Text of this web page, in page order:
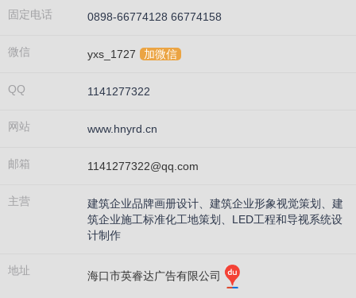
固定电话 0898-66774128 66774158
微信 yxs_1727 加微信
QQ 1141277322
网站 www.hnyrd.cn
邮箱 1141277322@qq.com
主营
建筑企业品牌画册设计、建筑企业形象视觉策划、建
筑企业施工标准化工地策划、LED工程和导视系统设
计制作
地址 海口市英睿达广告有限公司